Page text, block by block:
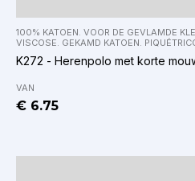
100% KATOEN. VOOR DE GEVLAMDE
VISCOSE. GEKAMD KATOEN.
K272 - Herenpolo met korte
VAN
€ 6.75